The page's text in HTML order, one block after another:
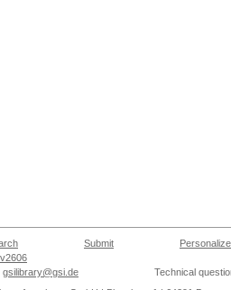
Submit
Personalize
gsilibrary@gsi.de
Technical